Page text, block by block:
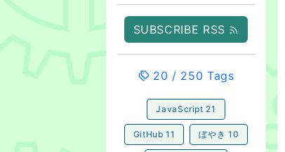
SUBSCRIBE RSS
20 / 250 Tags
JavaScript 21
GitHub 11 ぼやき 10